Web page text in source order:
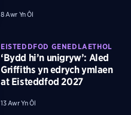
8 Awr Yn Ôl
EISTEDDFOD GENEDLAETHOL
‘Bydd hi’n unigryw’: Aled
Griffiths yn edrych ymlaen
at Eisteddfod 2027
13 Awr Yn Ôl